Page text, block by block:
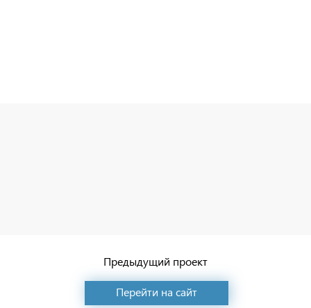
Предыдущий проект
Перейти на сайт